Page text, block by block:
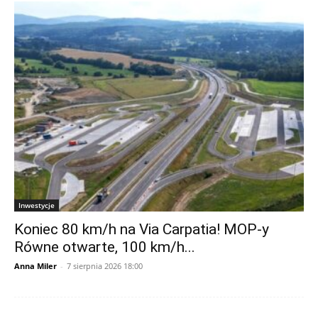
Inwestycje
Koniec 80 km/h na Via Carpatia! MOP-y
Równe otwarte, 100 km/h...
Anna Miler - 7 sierpnia 2026 18:00